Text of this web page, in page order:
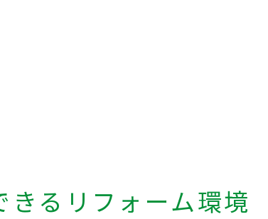
きる リフォーム環境